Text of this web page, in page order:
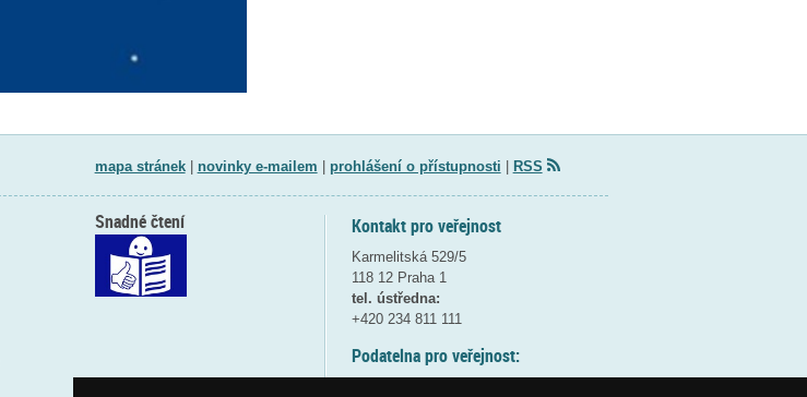
mapa stránek| novinky e-mailem prohlášení o přístupnosti RSS
Kontakt pro veřejnost
Karmelitská 529/5
118 12 Praha 1
tel. ústředna:
+420 234 811 111
Podatelna pro veřejnost:
Snadné čtení